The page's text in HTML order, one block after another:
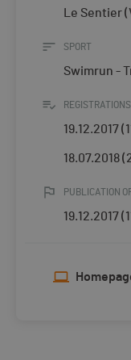
Le Sentier
SPORT
Swimrun -
REGISTRATIONS
19.12.2017
18.07.2018
PUBLICATION
19.12.2017